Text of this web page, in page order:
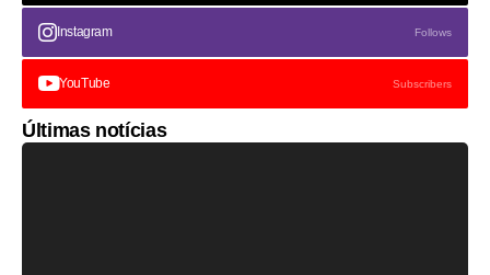
Instagram Follows
YouTube Subscribers
Últimas notícias